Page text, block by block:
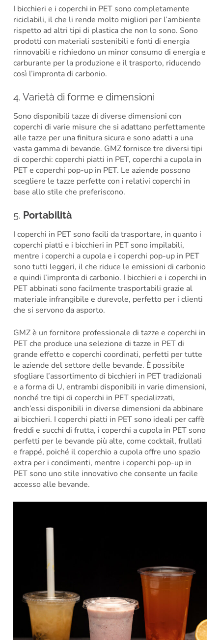
I bicchieri e i coperchi in PET sono completamente
riciclabili, il che li rende molto migliori per l’ambiente
rispetto ad altri tipi di plastica che non lo sono. Sono
prodotti con materiali sostenibili e fonti di energia
rinnovabili e richiedono un minor consumo di energia e
carburante per la produzione e il trasporto, riducendo
così l’impronta di carbonio.
4. Varietà di forme e dimensioni
Sono disponibili tazze di diverse dimensioni con
coperchi di varie misure che si adattano perfettamente
alle tazze per una finitura sicura e sono adatti a una
vasta gamma di bevande. GMZ fornisce tre diversi tipi
di coperchi: coperchi piatti in PET, coperchi a cupola in
PET e coperchi pop-up in PET. Le aziende possono
scegliere le tazze perfette con i relativi coperchi in
base allo stile che preferiscono.
5. Portabilità
I coperchi in PET sono facili da trasportare, in quanto i
coperchi piatti e i bicchieri in PET sono impilabili,
mentre i coperchi a cupola e i coperchi pop-up in PET
sono tutti leggeri, il che riduce le emissioni di carbonio
e quindi l’impronta di carbonio. I bicchieri e i coperchi in
PET abbinati sono facilmente trasportabili grazie al
materiale infrangibile e durevole, perfetto per i clienti
che si servono da asporto.
GMZ è un fornitore professionale di tazze e coperchi in
PET che produce una selezione di tazze in PET di
grande effetto e coperchi coordinati, perfetti per tutte
le aziende del settore delle bevande. È possibile
sfogliare l’assortimento di bicchieri in PET tradizionali
e a forma di U, entrambi disponibili in varie dimensioni,
nonché tre tipi di coperchi in PET specializzati,
anch’essi disponibili in diverse dimensioni da abbinare
ai bicchieri. I coperchi piatti in PET sono ideali per caffè
freddi e succhi di frutta, i coperchi a cupola in PET sono
perfetti per le bevande più alte, come cocktail, frullati
e frappé, poiché il coperchio a cupola offre uno spazio
extra per i condimenti, mentre i coperchi pop-up in
PET sono uno stile innovativo che consente un facile
accesso alle bevande.